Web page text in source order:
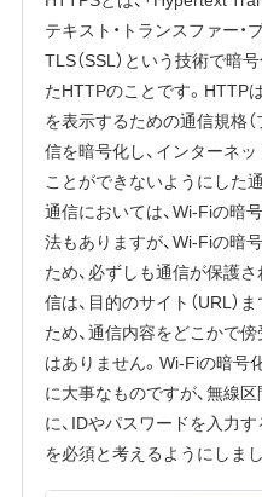
テキスト・トランスファー・
TLS（SSL）という技術で暗
たHTTPのことです。HTTP
を表示するための通信規格（
信を暗号化し、インターネ
ことができないようにした
通信においては、Wi-Fiの暗
法もありますが、Wi-Fiの暗
ため、必ずしも通信が保護
信は、目的のサイト（URL）
ため、通信内容をどこかで
はありません。Wi-Fiの暗号
に大事なものですが、無線
に、IDやパスワードを入力
を必須と考えるようにしまし